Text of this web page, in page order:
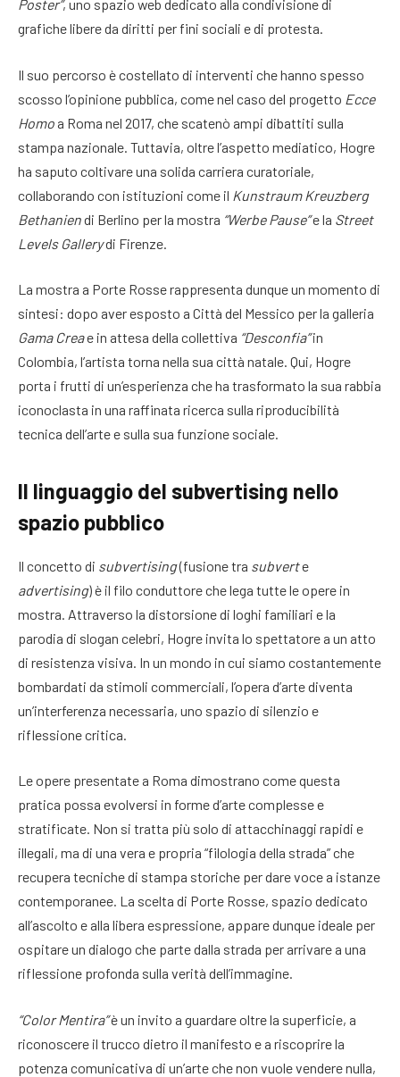
Poster”, uno spazio web dedicato alla condivisione di
grafiche libere da diritti per fini sociali e di protesta.
Il suo percorso è costellato di interventi che hanno spesso
scosso l’opinione pubblica, come nel caso del progetto Ecce
Homo a Roma nel 2017, che scatenò ampi dibattiti sulla
stampa nazionale. Tuttavia, oltre l’aspetto mediatico, Hogre
ha saputo coltivare una solida carriera curatoriale,
collaborando con istituzioni come il Kunstraum Kreuzberg
Bethaniendi Berlino per la mostra “Werbe Pause”e la Street
Levels Gallerydi Firenze.
La mostra a Porte Rosse rappresenta dunque un momento di
sintesi: dopo aver esposto a Città del Messico per la galleria
Gama Creae in attesa della collettiva “Desconfia”in
Colombia, l’artista torna nella sua città natale. Qui, Hogre
porta i frutti di un’esperienza che ha trasformato la sua rabbia
iconoclasta in una raffinata ricerca sulla riproducibilità
tecnica dell’arte e sulla sua funzione sociale.
Il linguaggio del subvertising nello
spazio pubblico
Il concetto di subvertising(fusione tra subverte
advertising) è il filo conduttore che lega tutte le opere in
mostra. Attraverso la distorsione di loghi familiari e la
parodia di slogan celebri, Hogre invita lo spettatore a un atto
di resistenza visiva. In un mondo in cui siamo costantemente
bombardati da stimoli commerciali, l’opera d’arte diventa
un’interferenza necessaria, uno spazio di silenzio e
riflessione critica.
Le opere presentate a Roma dimostrano come questa
pratica possa evolversi in forme d’arte complesse e
stratificate. Non si tratta più solo di attacchinaggi rapidi e
illegali, ma di una vera e propria “filologia della strada” che
recupera tecniche di stampa storiche per dare voce a istanze
contemporanee. La scelta di Porte Rosse, spazio dedicato
all’ascolto e alla libera espressione, appare dunque ideale per
ospitare un dialogo che parte dalla strada per arrivare a una
riflessione profonda sulla verità dell’immagine.
“Color Mentira”è un invito a guardare oltre la superficie, a
riconoscere il trucco dietro il manifesto e a riscoprire la
potenza comunicativa di un’arte che non vuole vendere nulla,